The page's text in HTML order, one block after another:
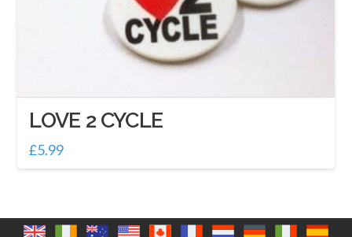
LOVE 2 CYCLE
£5.99